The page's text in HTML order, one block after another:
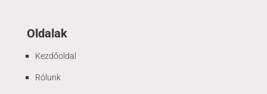
Oldalak
Kezdőoldal
Rólunk